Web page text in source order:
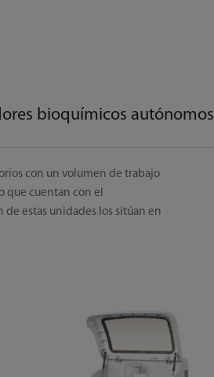
bioquímicos autónomos
con un volumen de trabajo
que cuentan con el
estas unidades los sitúan en